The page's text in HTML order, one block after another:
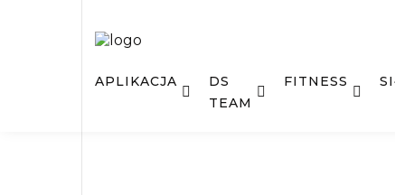
APLIKACJA
DS
TEAM
FITNESS